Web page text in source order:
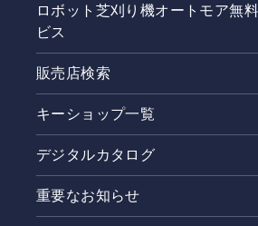
ロボット芝刈り機オートモア無
ビス
販売店検索
キーショップ一覧
デジタルカタログ
重要なお知らせ